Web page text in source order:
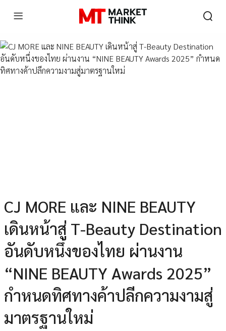
CJ MORE และ NINE BEAUTY
เดินหน้าสู่ T-Beauty Destination
อันดับหนึ่งของไทย ผ่านงาน
“NINE BEAUTY Awards 2025”
กำหนดทิศทางค้าปลีกความงามสู่
มาตรฐานใหม่